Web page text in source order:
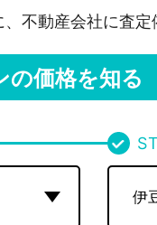
不動産会社に査
の価格を知る